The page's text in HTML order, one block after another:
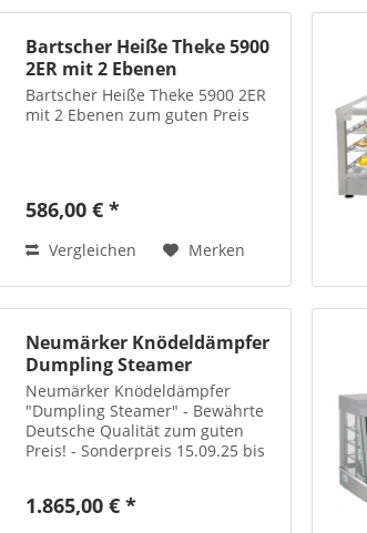
Bartscher Heiße Theke 5900
2ER mit 2 Ebenen
Bartscher Heiße Theke 5900 2ER
mit 2 Ebenen zum guten Preis
586,00 € *
Vergleichen Merken
Neumärker Knödeldämpfer
Dumpling Steamer
Neumärker Knödeldämpfer
"Dumpling Steamer" - Bewährte
Deutsche Qualität zum guten
Preis! - Sonderpreis 15.09.25 bis
1.865,00 € *